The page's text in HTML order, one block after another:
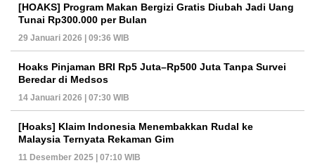
[HOAKS] Program Makan Bergizi Gratis Diubah Jadi Uang
Tunai Rp300.000 per Bulan
29 Januari 2026 | 09:36 WIB
Hoaks Pinjaman BRI Rp5 Juta–Rp500 Juta Tanpa Survei
Beredar di Medsos
14 Januari 2026 | 07:30 WIB
[Hoaks] Klaim Indonesia Menembakkan Rudal ke
Malaysia Ternyata Rekaman Gim
11 Desember 2025 | 07:10 WIB